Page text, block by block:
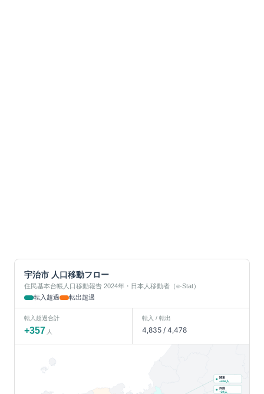
宇治市 人口移動フロー
住民基本台帳人口移動報告 2024年・日本人移動者（e-Stat）
転入超過
転出超過
転入超過合計
+357 人
転入 / 転出
4,835/ 4,478
関東
+456人
四国
+24人